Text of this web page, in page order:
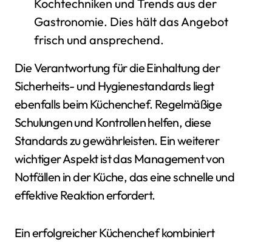
Kochtechniken und Trends aus der
Gastronomie. Dies hält das Angebot
frisch und ansprechend.
Die Verantwortung für die Einhaltung der
Sicherheits- und Hygienestandards liegt
ebenfalls beim Küchenchef. Regelmäßige
Schulungen und Kontrollen helfen, diese
Standards zu gewährleisten. Ein weiterer
wichtiger Aspekt ist das Management von
Notfällen in der Küche, das eine schnelle und
effektive Reaktion erfordert.
Ein erfolgreicher Küchenchef kombiniert